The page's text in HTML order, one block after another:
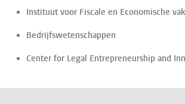
Instituut voor Fiscale en Economische
Bedrijfswetenschappen
Center for Legal Entrepreneurship and